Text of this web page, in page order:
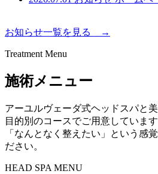
お知らせ一覧を見る →
Treatment Menu
施術メニュー
アーユルヴェーダ式ヘッドスパと
目的別のコースでご用意しています
「なんとなく整えたい」という感
ださい。
HEAD SPA MENU